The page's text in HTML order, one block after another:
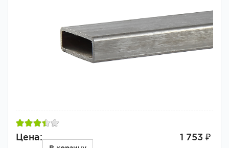
Цена: 1 753 ₽